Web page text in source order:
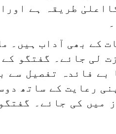
طریقہ ہے
کے بھی آداب ہیں۔
لی جائے۔ گفتگو
فائدہ تفصیل سے
رعایت کے ساتھ
میں کی جائے۔